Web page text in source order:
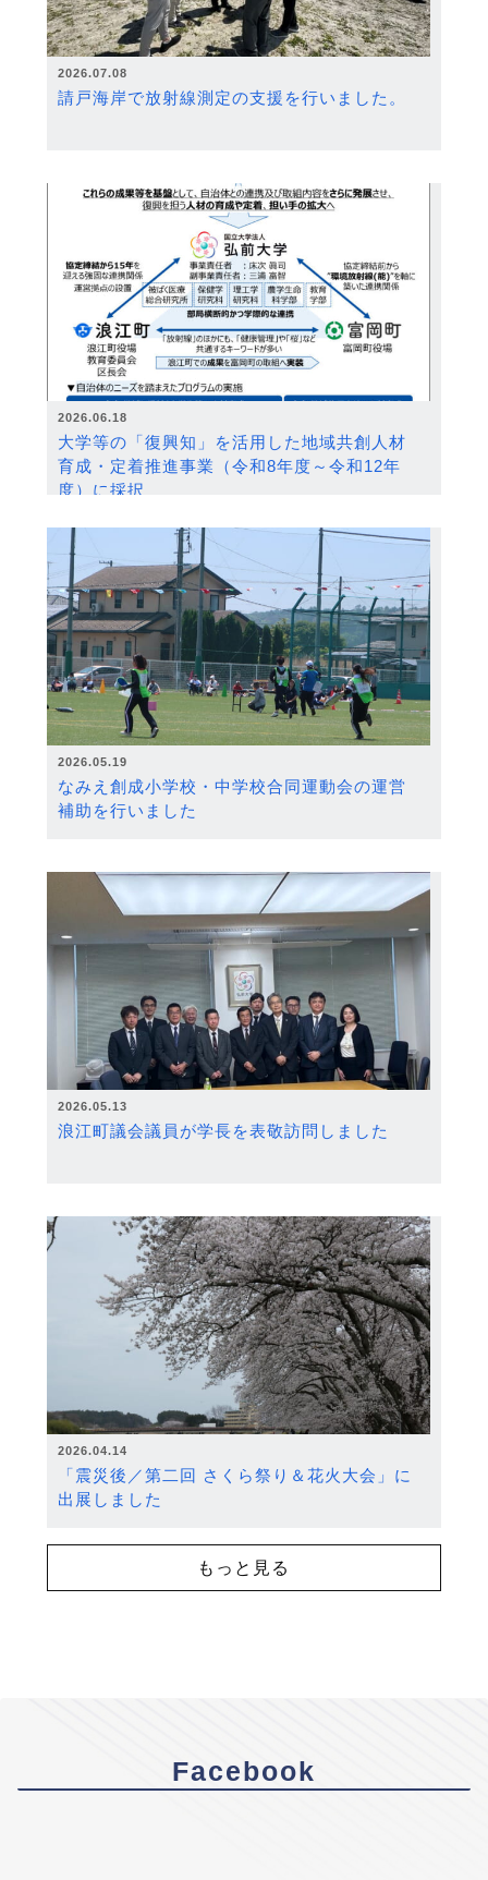
2026.07.08
請戸海岸で放射線測定の支援を行いました。
2026.06.18
大学等の「復興知」を活用した地域共創人材
育成・定着推進事業（令和8年度～令和12年
度）に採択
2026.05.19
なみえ創成小学校・中学校合同運動会の運営
補助を行いました
2026.05.13
浪江町議会議員が学長を表敬訪問しました
2026.04.14
「震災後／第二回 さくら祭り＆花火大会」に
出展しました
もっと見る
Facebook